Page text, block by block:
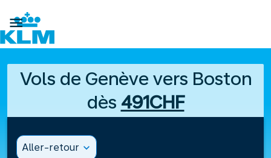

Vols de Genève vers Boston
dès 491CHF
Aller-retour expand_more